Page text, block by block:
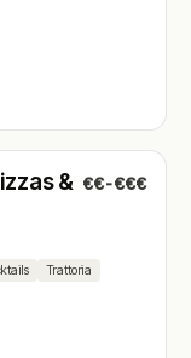
& €€-€€€
Trattoria